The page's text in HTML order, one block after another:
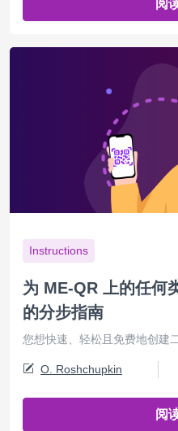
阅
Instructions
为 ME-QR 上的任何
的分步指南
您想快速、轻松且免费地创建
O. Roshchupkin
阅